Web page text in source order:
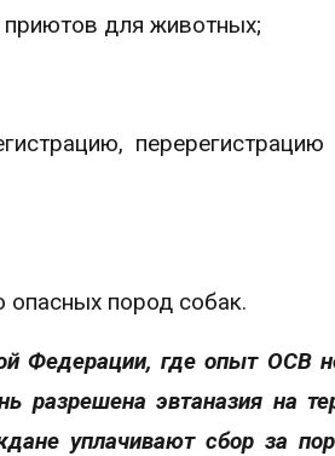
приютов для животных;
опасных пород собак.
Федерации, где опыт ОСВ
разрешена эвтаназия на
уплачивают сбор за